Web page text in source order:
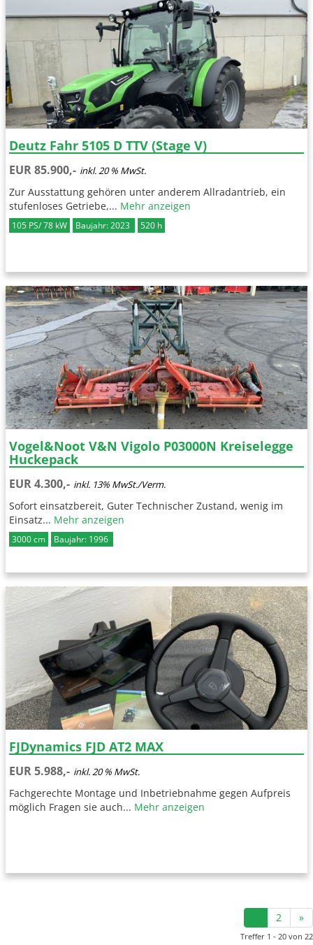
Deutz Fahr 5105 D TTV (Stage V)
EUR 85.900,- inkl. 20 % MwSt.
Zur Ausstattung gehören unter anderem Allradantrieb, ein
stufenloses Getriebe,... Mehr anzeigen
105 PS/ 78 kW Baujahr: 2023 520 h
Vogel&Noot V&N Vigolo P03000N Kreiselegge
Huckepack
EUR 4.300,- inkl. 13% MwSt./Verm.
Sofort einsatzbereit, Guter Technischer Zustand, wenig im
Einsatz... Mehr anzeigen
3000 cm Baujahr: 1996
FJDynamics FJD AT2 MAX
EUR 5.988,- inkl. 20 % MwSt.
Fachgerechte Montage und Inbetriebnahme gegen Aufpreis
möglich Fragen sie auch... Mehr anzeigen
2 »
Treffer 1 - 20 von 22